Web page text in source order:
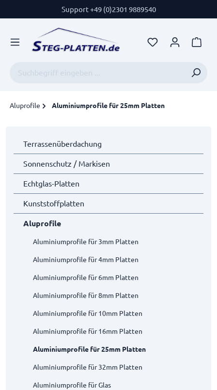
Support +49 (0)2301 9889540
Aluprofile Aluminiumprofile für 25mm Platten
Terrassenüberdachung
Sonnenschutz / Markisen
Echtglas-Platten
Kunststoffplatten
Aluprofile
Aluminiumprofile für 3mm Platten
Aluminiumprofile für 4mm Platten
Aluminiumprofile für 6mm Platten
Aluminiumprofile für 8mm Platten
Aluminiumprofile für 10mm Platten
Aluminiumprofile für 16mm Platten
Aluminiumprofile für 25mm Platten
Aluminiumprofile für 32mm Platten
Aluminiumprofile für Glas